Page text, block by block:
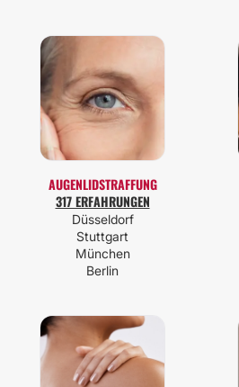
AUGENLIDSTRAFFUNG
317 ERFAHRUNGEN
Düsseldorf
Stuttgart
München
Berlin